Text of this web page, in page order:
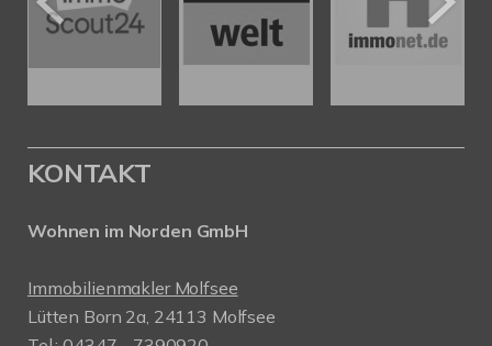
KONTAKT
Wohnen im Norden GmbH
Immobilienmakler Molfsee
Lütten Born 2a, 24113 Molfsee